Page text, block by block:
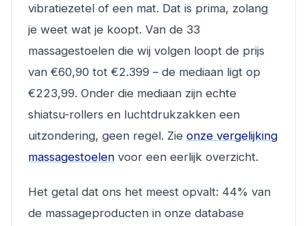
vibratiezetel of een mat. Dat is prima, zolang
je weet wat je koopt. Van de 33
massagestoelen die wij volgen loopt de prijs
van €60,90 tot €2.399 – de mediaan ligt op
€223,99. Onder die mediaan zijn echte
shiatsu-rollers en luchtdrukzakken een
uitzondering, geen regel. Zie onze vergelijking
massagestoelen voor een eerlijk overzicht.
Het getal dat ons het meest opvalt: 44% van
de massageproducten in onze database